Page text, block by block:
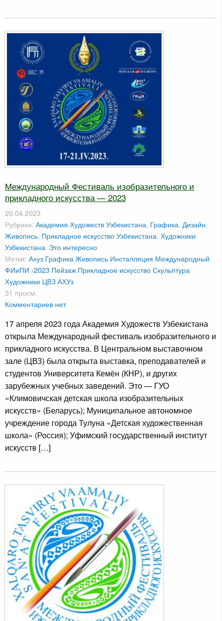
Международный Фестиваль изобразительного и
прикладного искусства — 2023
20.04.2023
Рубрики: Академия Художеств Узбекистана, Графика, Дизайн,
Живопись, Прикладное искусство Узбекистана, Художники
Узбекистана, Это интересно
Метки: Ахуз Графика Живопись Инсталляция Международный
ФИиПИ -2023 Пейзаж Прикладное искусствоСкульптура
Художники ЦВЗ АХУз
31 просм.
Комментариев нет
17 апреля 2023 года Академия Художеств Узбекистана
открыла Международный фестиваль изобразительного и
прикладного искусства. В Центральном выставочном
зале (ЦВЗ) была открыта выставка, преподавателей и
студентов Университета Кемён (КНР), и других
зарубежных учебных заведений. Это — ГУО
«Климовичская детская школа изобразительных
искусств» (Беларусь); Муниципальное автономное
учреждение города Тулуна «Детская художественная
школа» (Россия); Уфимский государственный институт
искусств […]